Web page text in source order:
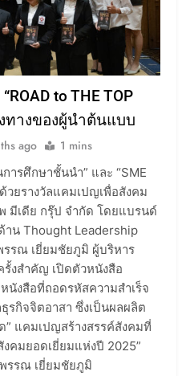
to THE TOP
งทางของผู้นำต้นแบบ
ago 1 mins
รศึกษาชั้นนำ” และ “SME
วยรางวัลแคมเปญเพื่อสังคม
มีเดีย กรุ๊ป จำกัด โดยแบรนด์
น Thought Leadership
รณ เยี่ยมชัยภูมิ ผู้บริหาร
รั้งสำคัญ เปิดตัวหนังสือ
หนังสือที่ถอดรหัสความสำเร็จ
รกิจจิตอาสา ซึ่งเป็นผลผลิต
” แคมเปญสร้างสรรค์สังคมที่
งคมยอดเยี่ยมแห่งปี 2025”
รรณ เยี่ยมชัยภูมิ